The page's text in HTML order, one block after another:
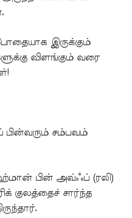
இருக்கும்
விளங்கும் வரை
பின்வரும் சம்பவம்
பின் அவ்ஃப் (ரலி)
குலத்தைச் சார்ந்த